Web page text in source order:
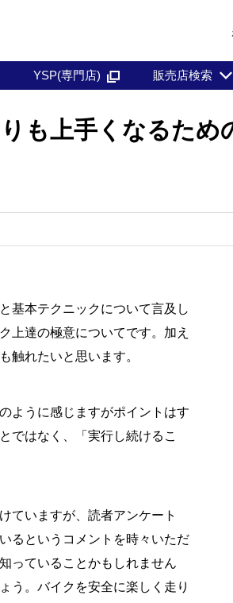
YSP(専門店) 販売店検索
も上手くなるため
基本テクニックについて言及し
上達の極意についてです。加え
触れたいと思います。
ように感じますがポイントはす
ではなく、「実行し続けるこ
ていますが、読者アンケート
るというコメントを時々いただ
っていることかもしれません
う。バイクを安全に楽しく走り